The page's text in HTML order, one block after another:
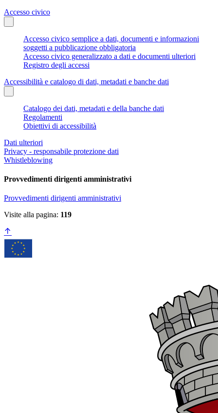
Accesso civico
Accesso civico semplice a dati, documenti e informazioni
soggetti a pubblicazione obbligatoria
Accesso civico generalizzato a dati e documenti ulteriori
Registro degli accessi
Accessibilità e catalogo di dati, metadati e banche dati
Catalogo dei dati, metadati e della banche dati
Regolamenti
Obiettivi di accessibilità
Dati ulteriori
Privacy - responsabile protezione dati
Whistleblowing
Provvedimenti dirigenti amministrativi
Provvedimenti dirigenti amministrativi
Visite alla pagina: 119